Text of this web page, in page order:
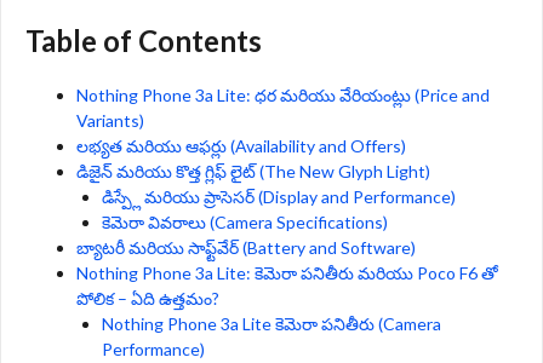
Table of Contents
Nothing Phone 3a Lite: ధర మరియు వేరియంట్లు (Price and
Variants)
లభ్యత మరియు ఆఫర్లు (Availability and Offers)
డిజైన్ మరియు కొత్త గ్లిఫ్ లైట్ (The New Glyph Light)
డిస్ప్లే మరియు ప్రాసెసర్ (Display and Performance)
కెమెరా వివరాలు (Camera Specifications)
బ్యాటరీ మరియు సాఫ్ట్‌వేర్ (Battery and Software)
Nothing Phone 3a Lite: కెమెరా పనితీరు మరియు Poco F6 తో
పోలిక – ఏది ఉత్తమం?
Nothing Phone 3a Lite కెమెరా పనితీరు (Camera
Performance)